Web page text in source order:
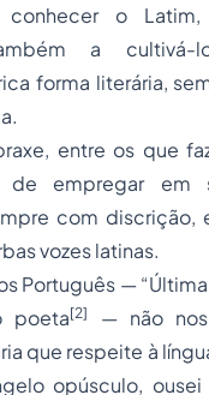
conhecer o
a cultivá-
forma literária,
entre os que
de empregar em
com discrição,
vozes latinas.
Português —
poeta[2]
— não
que respeite à
opúsculo, ousei